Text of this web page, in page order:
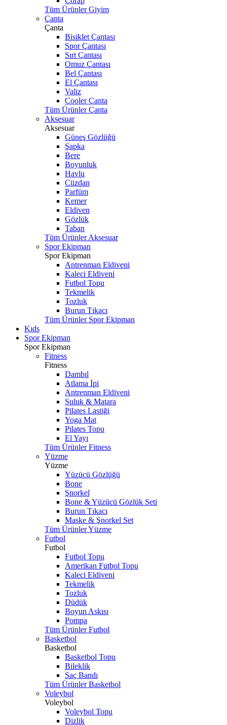
Tüm Ürünler Giyim
Çanta
Çanta
Bisiklet Çantası
Spor Çantası
Sırt Çantası
Omuz Çantası
Bel Çantası
El Çantası
Valiz
Cooler Çanta
Tüm Ürünler Çanta
Aksesuar
Aksesuar
Güneş Gözlüğü
Şapka
Bere
Boyunluk
Havlu
Cüzdan
Parfüm
Kemer
Eldiven
Gözlük
Taban
Tüm Ürünler Aksesuar
Spor Ekipman
Spor Ekipman
Antrenman Eldiveni
Kaleci Eldiveni
Futbol Topu
Tekmelik
Tozluk
Burun Tıkacı
Tüm Ürünler Spor Ekipman
Kıds
Spor Ekipman
Spor Ekipman
Fitness
Fitness
Dambıl
Atlama İpi
Antrenman Eldiveni
Suluk & Matara
Pilates Lastiği
Yoga Mat
Pilates Topu
El Yayı
Tüm Ürünler Fitness
Yüzme
Yüzme
Yüzücü Gözlüğü
Bone
Şnorkel
Bone & Yüzücü Gözlük Seti
Burun Tıkacı
Maske & Şnorkel Set
Tüm Ürünler Yüzme
Futbol
Futbol
Futbol Topu
Amerikan Futbol Topu
Kaleci Eldiveni
Tekmelik
Tozluk
Düdük
Boyun Askısı
Pompa
Tüm Ürünler Futbol
Basketbol
Basketbol
Basketbol Topu
Bileklik
Saç Bandı
Tüm Ürünler Basketbol
Voleybol
Voleybol
Voleybol Topu
Dizlik